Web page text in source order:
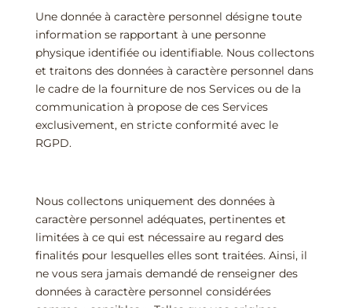
Une donnée à caractère personnel désigne toute
information se rapportant à une personne
physique identifiée ou identifiable. Nous collectons
et traitons des données à caractère personnel dans
le cadre de la fourniture de nos Services ou de la
communication à propose de ces Services
exclusivement, en stricte conformité avec le
RGPD.
Nous collectons uniquement des données à
caractère personnel adéquates, pertinentes et
limitées à ce qui est nécessaire au regard des
finalités pour lesquelles elles sont traitées. Ainsi, il
ne vous sera jamais demandé de renseigner des
données à caractère personnel considérées